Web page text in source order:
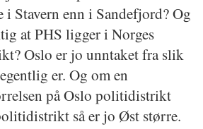
i Stavern enn i Sandefjord? Og
at PHS ligger i Norges
Oslo er jo unntaket fra slik
er. Og om en
på Oslo politidistrikt
så er jo Øst større.